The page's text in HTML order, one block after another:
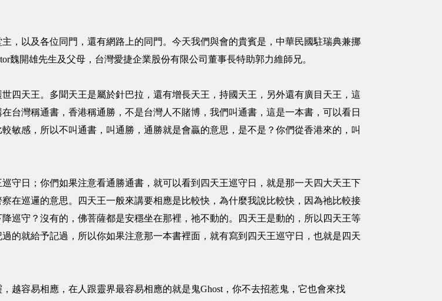
以及各位同門，還有網路上的同門。今天我們與會的貴賓是，中華民國駐瑞典兼挪
魏開雄先生及父母，台灣愛捷企業股份有限公司董事長特助郭力維師兄。
天王。多聞天王是屬於針巴拉，還有增長天王，持國天王，另外還有廣目天王，這
台灣稱通書，香港稱通勝，不是台灣人不賭博，我們叫通書，這是一本書，可以看日
敏感，所以不叫通書，叫通勝，通勝就是會贏的意思，是不是？你們從香港來的，叫
日；你們如果注意看通勝通書，就可以看到四天王巡守日，就是那一天四大天王下
在巡邏的意思。四天王一般來講要相應是比較快，為什麼我說比較快，因為祂比較接
巡守？沒有的，佛菩薩都是安穩坐在那裡，祂不動的。四天王是動的，所以四天王等
的就給予記過，所以你如果注意那一本書裡面，就有寫到四天王巡守日，也就是四天
容易相應，在人跟靈界最容易相應的就是鬼Ghost，你不去招惹鬼，它也會來找